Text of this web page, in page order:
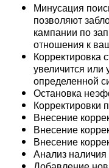
Минусация
позволяют
кампании по
отношения к
Корректировка
увеличится или
определенной
Остановка
Корректировки
Внесение
Внесение
Внесение
Анализ